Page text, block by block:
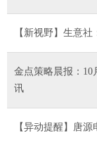
【新视野】生意
金点策略晨报：10
讯
【异动提醒】唐